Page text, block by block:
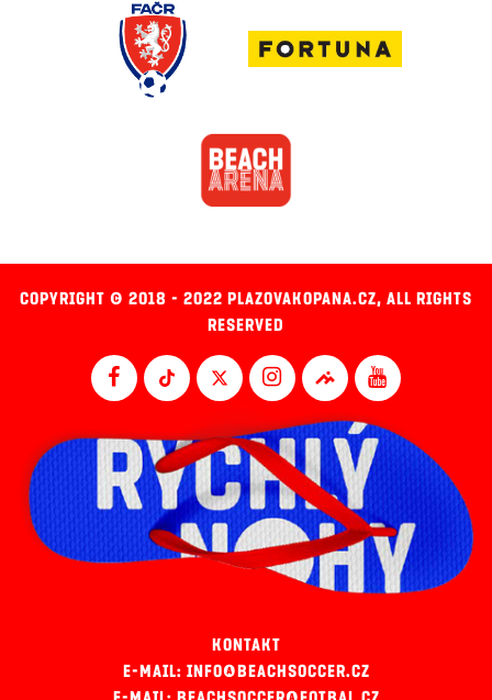
COPYRIGHT © 2018 - 2022 PLAZOVAKOPANA.CZ, ALL RIGHTS
RESERVED
KONTAKT
E-MAIL: INFO@BEACHSOCCER.CZ